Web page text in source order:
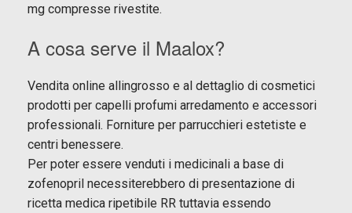
mg compresse rivestite.
A cosa serve il Maalox?
Vendita online allingrosso e al dettaglio di cosmetici
prodotti per capelli profumi arredamento e accessori
professionali. Forniture per parrucchieri estetiste e
centri benessere.
Per poter essere venduti i medicinali a base di
zofenopril necessiterebbero di presentazione di
ricetta medica ripetibile RR tuttavia essendo